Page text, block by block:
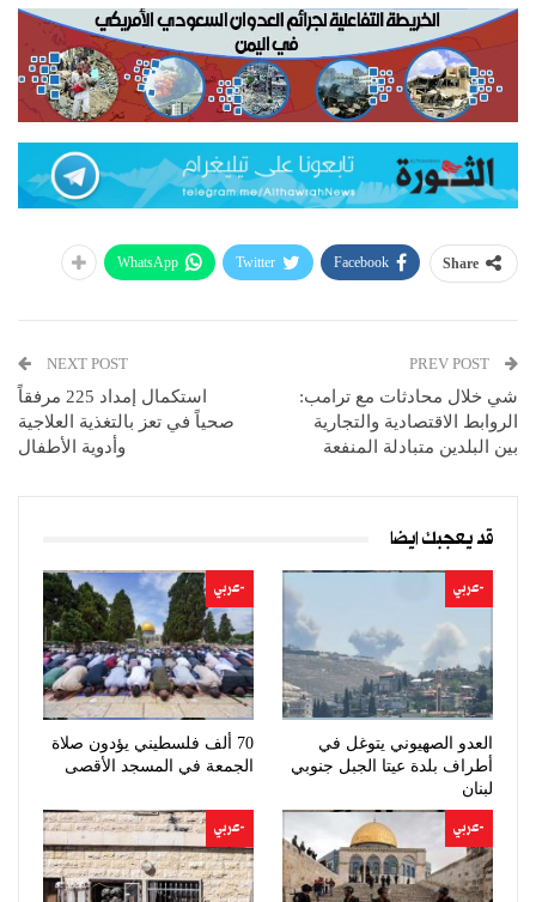
Share
Facebook
Twitter
WhatsApp
شي خلال محادثات مع ترامب:
الروابط الاقتصادية والتجارية
بين البلدين متبادلة المنفعة
NEXT POST
استكمال إمداد 225 مرفقاً
صحياً في تعز بالتغذية العلاجية
وأدوية الأطفال
قد يعجبك ايضا
-عربي
العدو الصهيوني يتوغل في
أطراف بلدة عيتا الجبل جنوبي
لبنان
-عربي
70 ألف فلسطيني يؤدون صلاة
الجمعة في المسجد الأقصى
-عربي -عربي